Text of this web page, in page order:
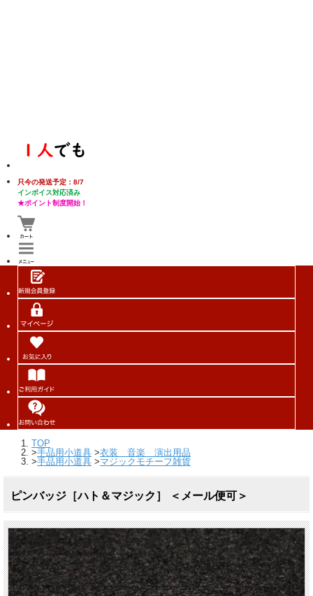
只今の発送予定：8/7
インボイス対応済み
★ポイント制度開始！
TOP
>手品用小道具 >衣装 音楽 演出用品
>手品用小道具 >マジックモチーフ雑貨
ピンバッジ［ハト＆マジック］ ＜メール便可＞